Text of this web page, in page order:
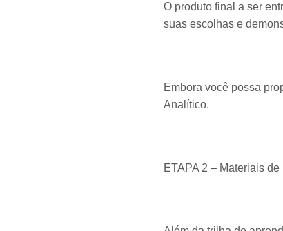
O produto final a ser
suas escolhas e
Embora você possa
Analítico.
ETAPA 2 – Materiais